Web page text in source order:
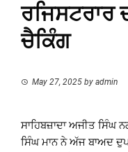
ਰਜਿਸਟਰਾਰ
ਚੈਕਿੰਗ
May 27, 2025 by admin
ਸਾਹਿਬਜ਼ਾਦਾ ਅਜੀਤ ਸਿੰਘ
ਸਿੰਘ ਮਾਨ ਨੇ ਅੱਜ ਬਾਅਦ